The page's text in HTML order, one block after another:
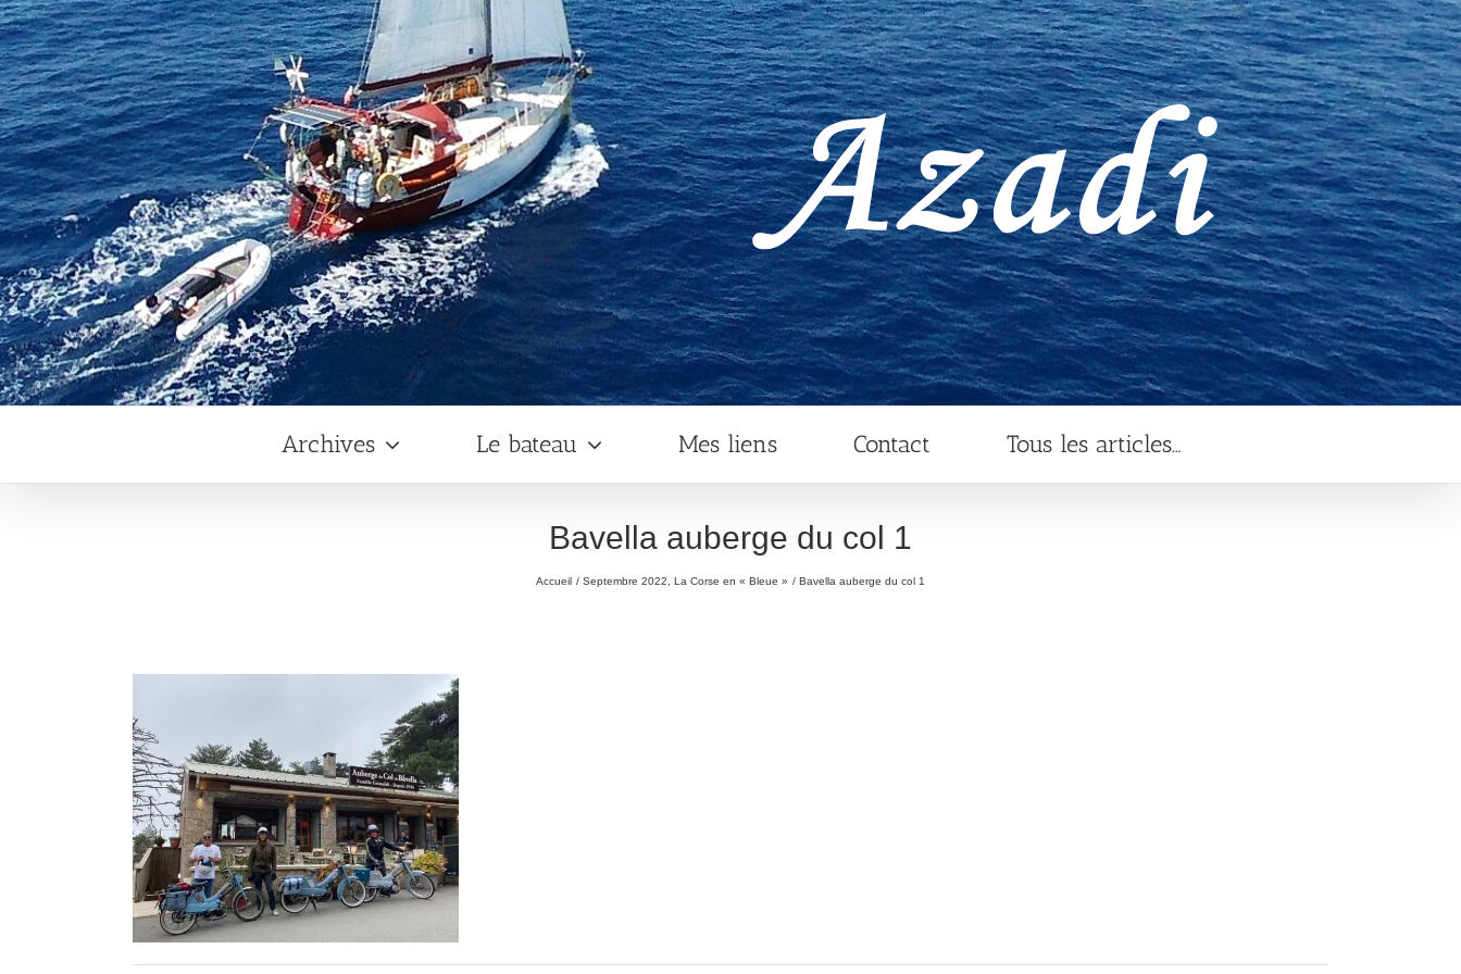
Archives Le bateau Mes liens Contact Tous les articles…
Bavella auberge du col 1
Accueil Septembre 2022, La Corse en « Bleue » Bavella auberge du col 1